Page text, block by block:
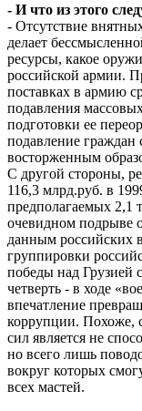
- И что из этого
- Отсутствие
делает
ресурсы, какое
российской армии.
поставках в армию
подавления
подготовки ее
подавление граждан
восторженным
С другой стороны,
116,3 млрд.руб. в
предполагаемых 2,1
очевидном подрыве
данным российских
группировки
победы над Грузией
четверть - в ходе
впечатление
коррупции. Похоже,
сил является не
но всего лишь
вокруг которых
всех мастей.